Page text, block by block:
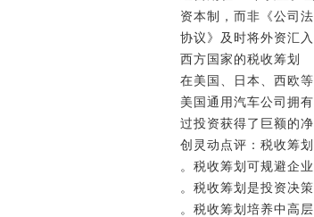
资本制，而非《公司
协议》及时将外资汇
西方国家的税收筹划
在美国、日本、西欧
美国通用汽车公司拥
过投资获得了巨额的
创灵动点评：税收筹
。税收筹划可规避企
。税收筹划是投资决
。税收筹划培养中高